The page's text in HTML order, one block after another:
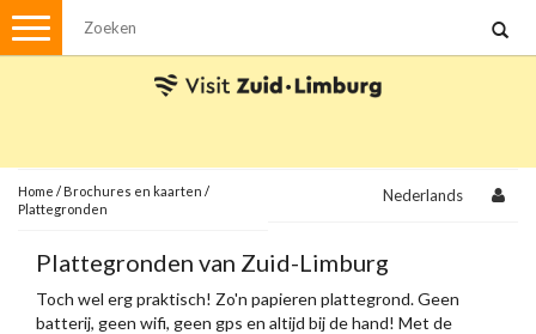
Menu
Met de auto
Brochures en kaarten
Home / Brochures en kaarten /
Plattegronden
Nederlands
Plattegronden van Zuid-Limburg
Toch wel erg praktisch! Zo'n papieren plattegrond. Geen
batterij, geen wifi, geen gps en altijd bij de hand! Met de